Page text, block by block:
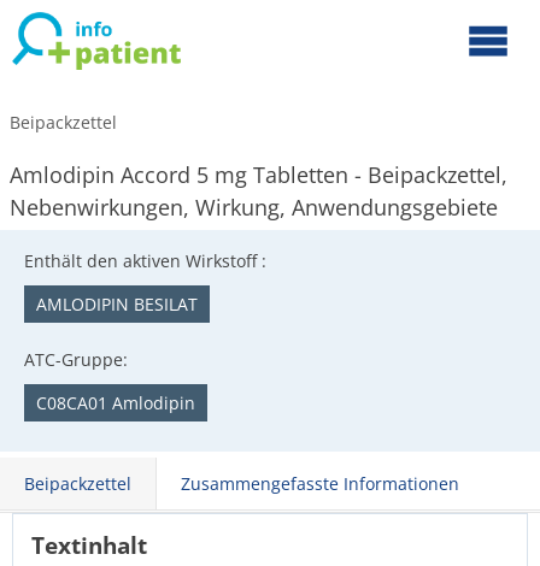
Beipackzettel
Amlodipin Accord 5 mg Tabletten - Beipackzettel,
Nebenwirkungen, Wirkung, Anwendungsgebiete
Enthält den aktiven Wirkstoff :
AMLODIPIN BESILAT
ATC-Gruppe:
C08CA01 Amlodipin
Beipackzettel Zusammengefasste Informationen
Textinhalt